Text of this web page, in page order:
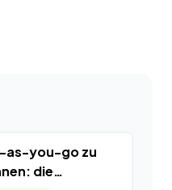
as-you-go zu
die